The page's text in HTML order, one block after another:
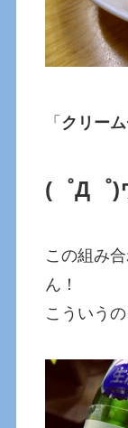
「 クリー
(゜Д゜)
この組み
ん！
こういう